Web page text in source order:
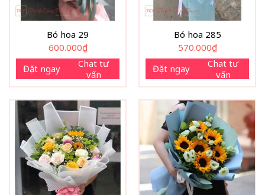
Bó hoa 29
600.000₫
Đặt ngay
Chat tư
vấn
Bó hoa 285
570.000₫
Đặt ngay
Chat tư
vấn